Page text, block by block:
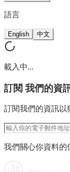
語言
English 中文
載入中...
訂閱 我們的資
訂閱我們的資訊以
我們關心你資料的